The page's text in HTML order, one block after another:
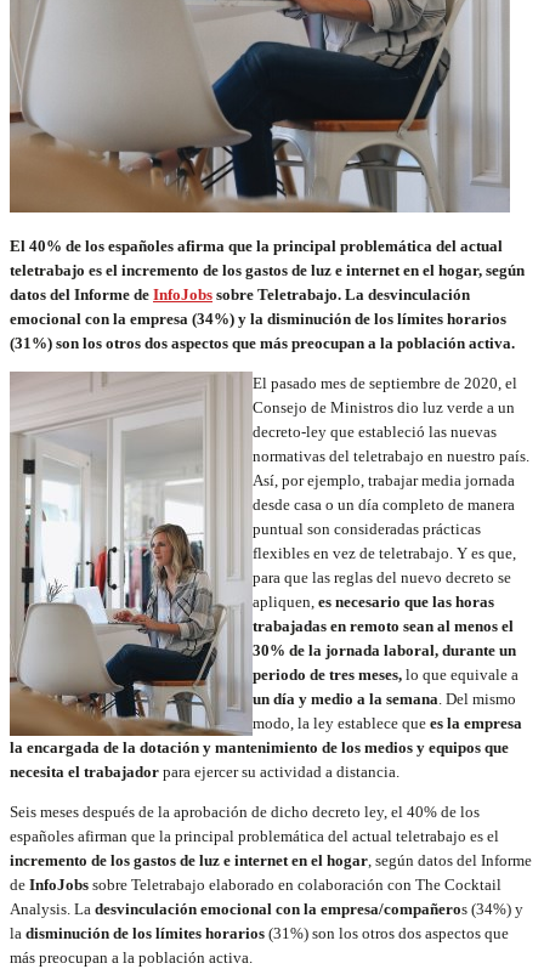
El 40% de los españoles afirma que la principal problemática del actual
teletrabajo es el incremento de los gastos de luz e internet en el hogar, según
datos del Informe de InfoJobs sobre Teletrabajo. La desvinculación
emocional con la empresa (34%) y la disminución de los límites horarios
(31%) son los otros dos aspectos que más preocupan a la población activa.
El pasado mes de septiembre de 2020, el
Consejo de Ministros dio luz verde a un
decreto-ley que estableció las nuevas
normativas del teletrabajo en nuestro país.
Así, por ejemplo, trabajar media jornada
desde casa o un día completo de manera
puntual son consideradas prácticas
flexibles en vez de teletrabajo. Y es que,
para que las reglas del nuevo decreto se
apliquen, es necesario que las horas
trabajadas en remoto sean al menos el
30% de la jornada laboral, durante un
periodo de tres meses, lo que equivale a
un día y medio a la semana. Del mismo
modo, la ley establece que es la empresa
la encargada de la dotación y mantenimiento de los medios y equipos que
necesita el trabajador para ejercer su actividad a distancia.
Seis meses después de la aprobación de dicho decreto ley, el 40% de los
españoles afirman que la principal problemática del actual teletrabajo es el
incremento de los gastos de luz e internet en el hogar, según datos del Informe
de InfoJobs sobre Teletrabajo elaborado en colaboración con The Cocktail
Analysis. La desvinculación emocional con la empresa/compañeros (34%) y
la disminución de los límites horarios (31%) son los otros dos aspectos que
más preocupan a la población activa.